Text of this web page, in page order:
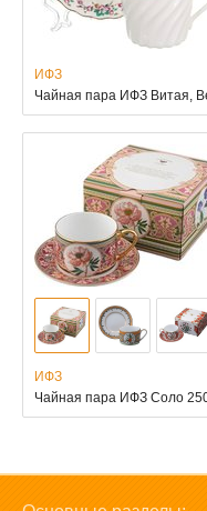
ИФЗ
Чайная пара ИФЗ Витая,
ИФЗ
Чайная пара ИФЗ Соло